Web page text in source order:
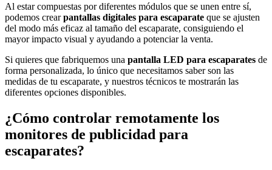
Al estar compuestas por diferentes módulos que se unen entre sí,
podemos crearpantallas digitales para escaparate que se ajusten
del modo más eficaz al tamaño del escaparate, consiguiendo el
mayor impacto visual y ayudando a potenciar la venta.
Si quieres que fabriquemos una pantalla LED para escaparates de
forma personalizada, lo único que necesitamos saber son las
medidas de tu escaparate, y nuestros técnicos te mostrarán las
diferentes opciones disponibles.
¿Cómo controlar remotamente los
monitores de publicidad para
escaparates?